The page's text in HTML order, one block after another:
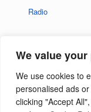
We value
We use cookies to
personalised ads
clicking "Accept
Radio
Privacy policy del